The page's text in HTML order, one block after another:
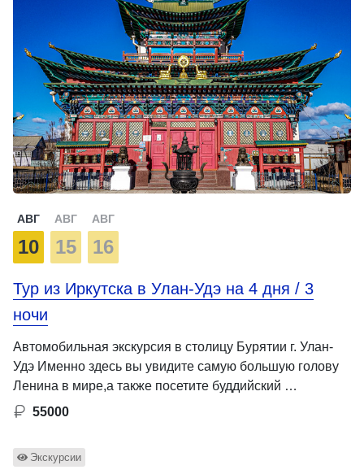
АВГ
10
АВГ
15
АВГ
16
Тур из Иркутска в Улан-Удэ на 4 дня / 3
ночи
Автомобильная экскурсия в столицу Бурятии г. Улан-
Удэ Именно здесь вы увидите самую большую голову
Ленина в мире,а также посетите буддийский …
55000
Экскурсии